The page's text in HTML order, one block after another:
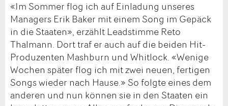
«Im Sommer flog ich auf Einladung unseres
Managers Erik Baker mit einem Song im Gepäck
in die Staaten», erzählt Leadstimme Reto
Thalmann. Dort traf er auch auf die beiden Hit-
Produzenten Mashburn und Whitlock. «Wenige
Wochen später flog ich mit zwei neuen, fertigen
Songs wieder nach Hause.» So folgte eines dem
anderen und nun können sie in den Staaten ein